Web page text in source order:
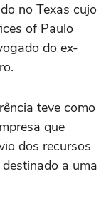
no Texas cujo
of Paulo
do ex-
teve como
que
dos recursos
a uma